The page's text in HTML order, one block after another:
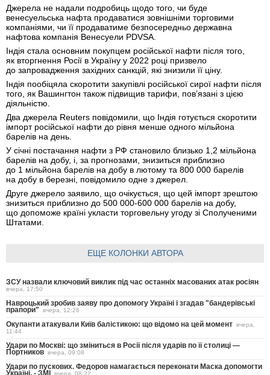
Джерела не надали подробиць щодо того, чи буде
венесуельська нафта продаватися зовнішніми торговими
компаніями, чи її продаватиме безпосередньо державна
нафтова компанія Венесуели PDVSA.
Індія стала основним покупцем російської нафти після того,
як вторгнення Росії в Україну у 2022 році призвело
до запровадження західних санкцій, які знизили її ціну.
Індія пообіцяла скоротити закупівлі російської сирої нафти після
того, як Вашингтон також підвищив тарифи, пов’язані з цією
діяльністю.
Два джерела Reuters повідомили, що Індія готується скоротити
імпорт російської нафти до рівня менше одного мільйона
барелів на день.
У січні постачання нафти з РФ становило близько 1,2 мільйона
барелів на добу, і, за прогнозами, знизиться приблизно
до 1 мільйона барелів на добу в лютому та 800 000 барелів
на добу в березні, повідомило одне з джерел.
Друге джерело заявило, що очікується, що цей імпорт зрештою
знизиться приблизно до 500 000-600 000 барелів на добу,
що допоможе країні укласти торговельну угоду зі Сполученими
Штатами.
ЕЩЕ КОЛОНКИ АВТОРА
ЗСУ назвали ключовий виклик під час останніх масованих атак росіян
вчера, 17:50
Навроцький зробив заяву про допомогу Україні і згадав "бандерівські
прапори" вчера, 12:26
Окупанти атакували Київ балістикою: що відомо на цей момент вчера,
11:44
Удари по Москві: що зміниться в Росії після ударів по її столиці —
Портников вчера, 09:08
Удари по пускових. Федоров намагається переконати Маска допомогти